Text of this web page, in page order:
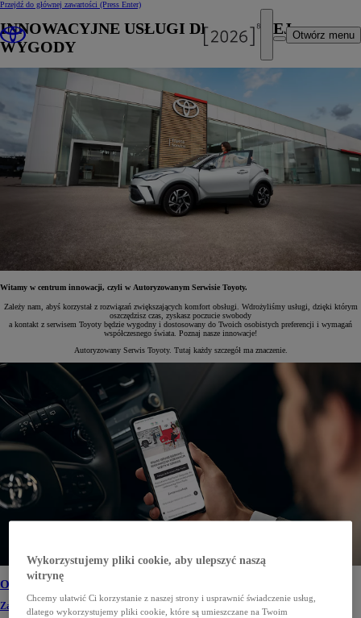
Przejdź do głównej zawartości (Press Enter)
Otwórz menu
INNOWACYJNE USŁUGI DLA TWOJEJ
WYGODY
Witamy w centrum innowacji, czyli w Autoryzowanym Serwisie Toyoty.
Zależy nam, abyś korzystał z rozwiązań zwiększających komfort obsługi. Wdrożyliśmy usługi, dzięki którym
oszczędzisz czas, zyskasz poczucie swobody
a kontakt z serwisem Toyoty będzie wygodny i dostosowany do Twoich osobistych preferencji i wymagań
współczesnego świata. Poznaj nasze innowacje!
Autoryzowany Serwis Toyoty. Tutaj każdy szczegół ma znaczenie.
Online Service Booking
Zarezerwuj przegląd przez Internet z dowolnego miejsca.
Wykorzystujemy pliki cookie, aby ulepszyć naszą
witrynę
Chcemy ułatwić Ci korzystanie z naszej strony i usprawnić świadczenie usług,
dlatego wykorzystujemy pliki cookie, które są umieszczane na Twoim